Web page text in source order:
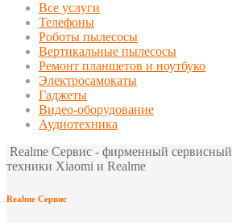
Все услуги
Телефоны
Роботы пылесосы
Вертикальные пылесосы
Ремонт планшетов и ноутбуко
Электросамокаты
Гаджеты
Видео-оборудование
Аудиотехника
Realme Сервис - фирменный
техники Xiaomi и Realme
Realme Сервис